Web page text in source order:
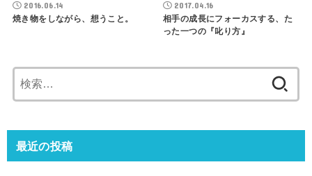
2016.06.14
焼き物をしながら、想うこと。
2017.04.16
相手の成長にフォーカスする、た
った一つの『叱り方』
索:
最近の投稿